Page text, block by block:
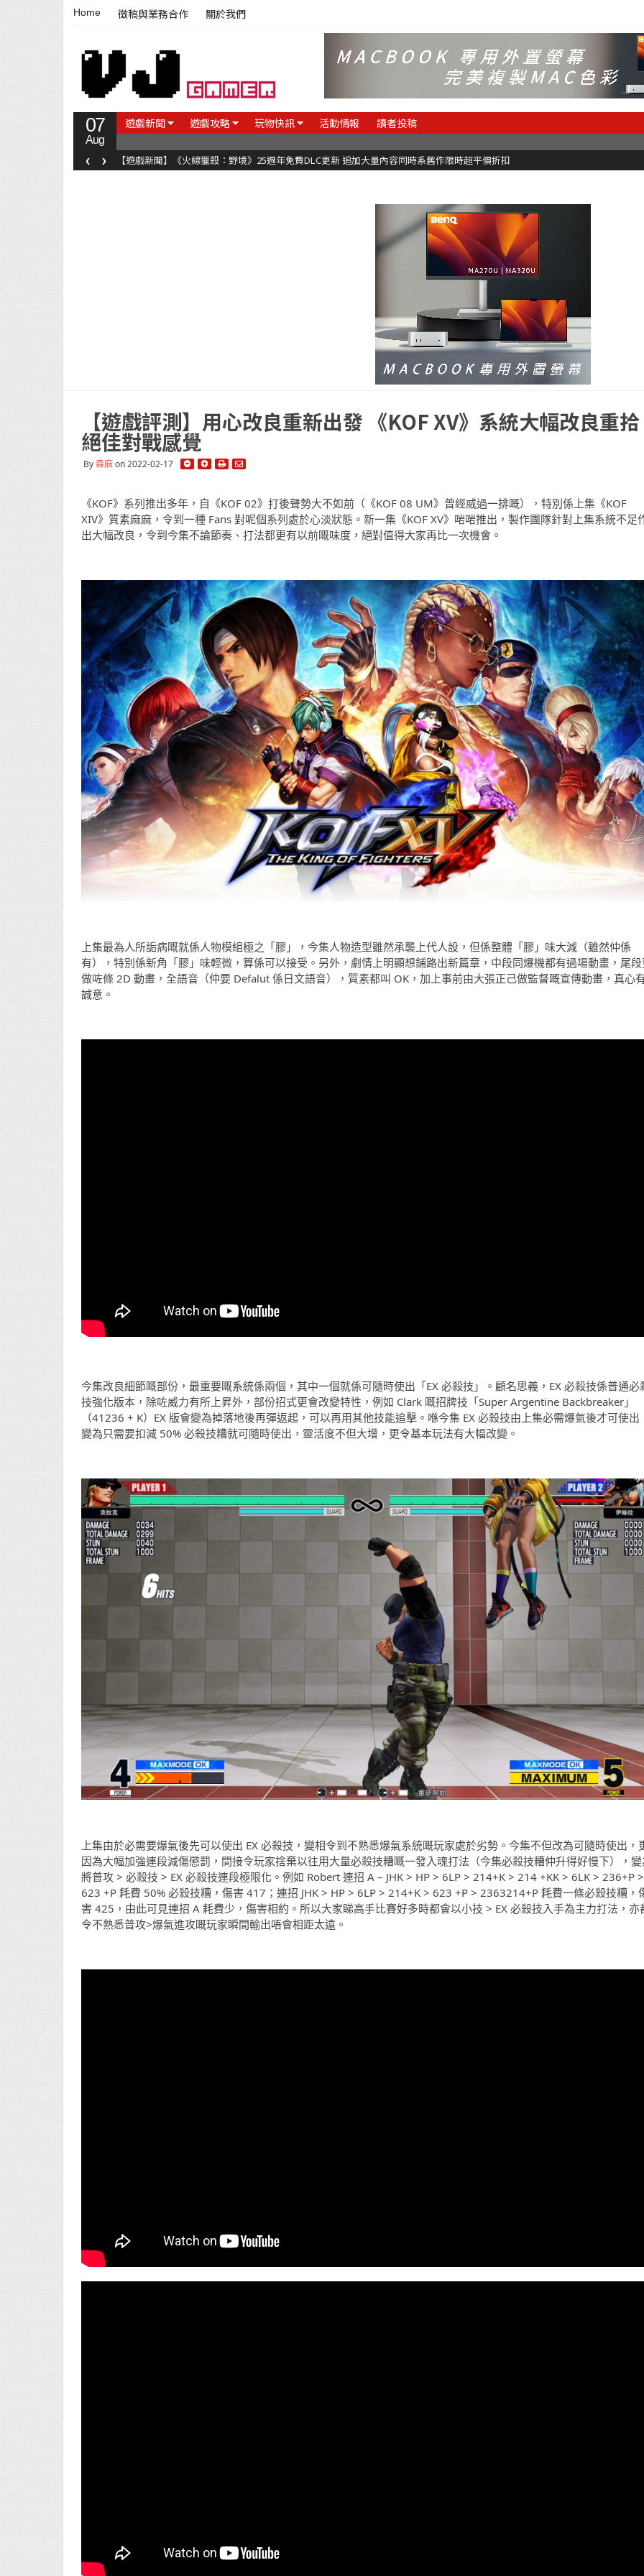
Home 徵稿與業務合作 關於我們
07
Aug
遊戲新聞 遊戲攻略 玩物快訊 活動情報 讀者投稿
【遊戲新聞】《火線獵殺：野境》25週年免費DLC更新 追加大量內容同時系舊作限時超平價折扣
‹ ›
【遊戲評測】用心改良重新出發 《KOF XV》系統大幅改良重拾
絕佳對戰感覺
By森麻on 2022-02-17
《KOF》系列推出多年，自《KOF 02》打後聲勢大不如前（《KOF 08 UM》曾經威過一排嘅），特別係上集《KOF
XIV》質素麻麻，令到一種 Fans 對呢個系列處於心淡狀態。新一集《KOF XV》啱啱推出，製作團隊針對上集系統不足
出大幅改良，令到今集不論節奏、打法都更有以前嘅味度，絕對值得大家再比一次機會。
上集最為人所詬病嘅就係人物模組極之「膠」，今集人物造型雖然承襲上代人設，但係整體「膠」味大減（雖然仲係
有），特別係新角「膠」味輕微，算係可以接受。另外，劇情上明顯想鋪路出新篇章，中段同爆機都有過場動畫，尾
做咗條 2D 動畫，全語音（仲要 Defalut 係日文語音），質素都叫 OK，加上事前由大張正己做監督嘅宣傳動畫，真心
誠意。
今集改良細節嘅部份，最重要嘅系統係兩個，其中一個就係可隨時使出「EX 必殺技」。顧名思義，EX 必殺技係普通必
技強化版本，除咗威力有所上昇外，部份招式更會改變特性，例如 Clark 嘅招牌技「Super Argentine Backbreaker」
（41236 + K）EX 版會變為掉落地後再彈返起，可以再用其他技能追擊。喺今集 EX 必殺技由上集必需爆氣後才可使出
變為只需要扣減 50% 必殺技糟就可隨時使出，靈活度不但大增，更令基本玩法有大幅改變。
上集由於必需要爆氣後先可以使出 EX 必殺技，變相令到不熟悉爆氣系統嘅玩家處於劣勢。今集不但改為可隨時使出，
因為大幅加強連段減傷懲罰，間接令玩家捨棄以往用大量必殺技糟嘅一發入魂打法（今集必殺技糟仲升得好慢下），
將普攻 > 必殺技 > EX 必殺技連段極限化。例如 Robert 連招 A – JHK > HP > 6LP > 214+K > 214 +KK > 6LK > 236+P >
623 +P 耗費 50% 必殺技糟，傷害 417；連招 JHK > HP > 6LP > 214+K > 623 +P > 2363214+P 耗費一條必殺技糟，
害 425，由此可見連招 A 耗費少，傷害相約。所以大家睇高手比賽好多時都會以小技 > EX 必殺技入手為主力打法，亦
令不熟悉普攻>爆氣進攻嘅玩家瞬間輸出唔會相距太遠。